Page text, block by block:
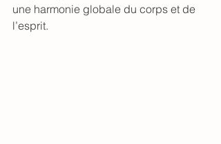
une harmonie globale du corps et de
l’esprit.